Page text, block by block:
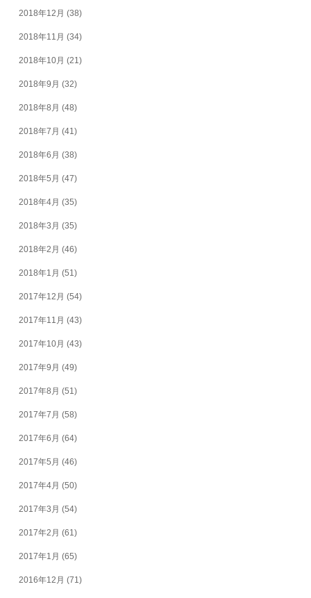
2018年12月 (38)
2018年11月 (34)
2018年10月 (21)
2018年9月 (32)
2018年8月 (48)
2018年7月 (41)
2018年6月 (38)
2018年5月 (47)
2018年4月 (35)
2018年3月 (35)
2018年2月 (46)
2018年1月 (51)
2017年12月 (54)
2017年11月 (43)
2017年10月 (43)
2017年9月 (49)
2017年8月 (51)
2017年7月 (58)
2017年6月 (64)
2017年5月 (46)
2017年4月 (50)
2017年3月 (54)
2017年2月 (61)
2017年1月 (65)
2016年12月 (71)